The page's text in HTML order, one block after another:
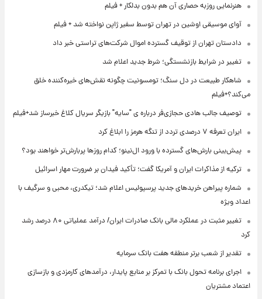
هنرنمایی روزبه حصاری آن هم بدون بدلکار + فیلم
آوای موسیقی اوشین در تهران توسط سفیر ژاپن نواخته شد + فیلم
دادستان تهران از توقیف گسترده اموال شرکت‌های تراستی خبر داد
تغییر در شرایط بازنشستگی؛ شرط جدید اعلام شد
شاهکار طبیعت در دل سنگ؛ تومسونیت چگونه نقش‌های خیره‌کننده خلق
می‌کند؟+فیلم
توصیف جالب هادی حجازی‌فر درباره ی "سایه" بازیگر سریال کلاغ خبرساز شد+فیلم
ایران تعرفه ۷ درصدی تردد از تنگه هرمز را ابلاغ کرد
پیش‌بینی بارش‌های گسترده با ورود ال‌نینو؛ کدام روزها پربارش‌تر خواهند بود؟
ترکیه از مذاکرات ایران و آمریکا گفت؛ تأکید فیدان بر ضرورت مهار اسرائیل
شماره پیراهن خریدهای جدید پرسپولیس اعلام شد؛ تیکدری، محبی و سرگیف با
اعداد ویژه
تغییر مثبت در عملکرد مالی بانک صادرات ایران/ درآمد عملیاتی ۸۰ درصد رشد
کرد
تقدیر از شعب برتر منطقه هفت بانک سرمایه
اجرای برنامه تحول بانک با تمرکز بر منابع پایدار، درآمدهای کارمزدی و بازسازی
اعتماد مشتریان